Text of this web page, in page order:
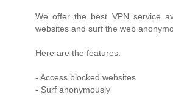
We offer the best VPN service
websites and surf the web
Here are the features:
- Access blocked websites
- Surf anonymously